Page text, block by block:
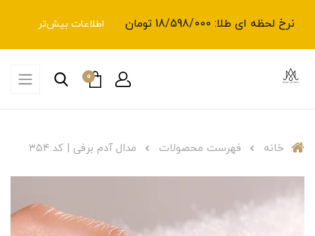
نرخ لحظه ای طلا: 18/598/000 تومان اطلاعات بیش‌تر
0
خانه فهرست محصولات مدال آدم برفی | کد:۳۵۴